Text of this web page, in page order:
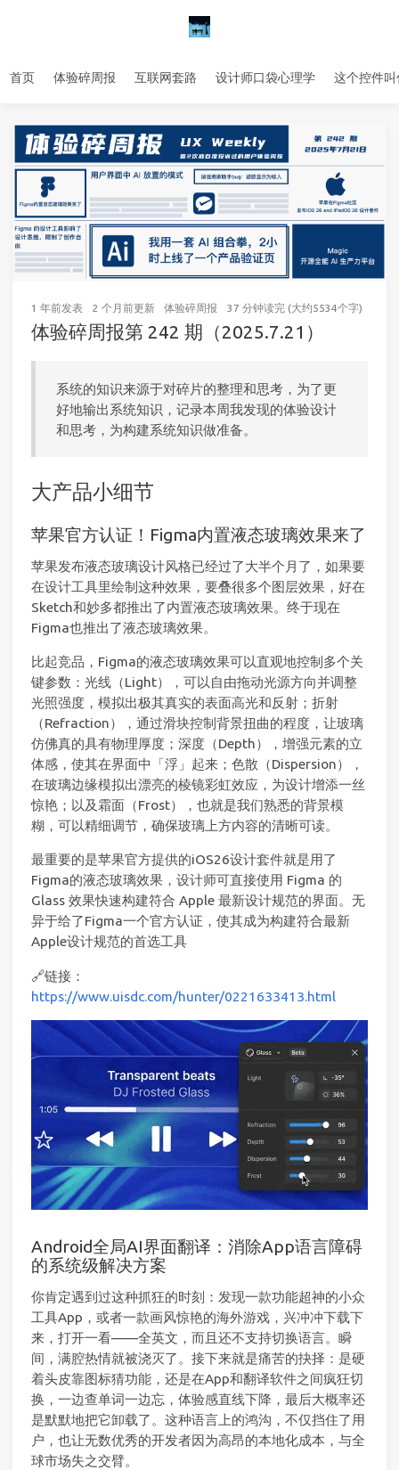
首页 体验碎周报 互联网套路 设计师口袋心理学 这个控件叫
1 年前发表 2 个月前更新 体验碎周报 37 分钟读完 (大约5534个字)
体验碎周报第 242 期（2025.7.21）
系统的知识来源于对碎片的整理和思考，为了更
好地输出系统知识，记录本周我发现的体验设计
和思考，为构建系统知识做准备。
大产品小细节
苹果官方认证！Figma内置液态玻璃效果来了
苹果发布液态玻璃设计风格已经过了大半个月了，如果要
在设计工具里绘制这种效果，要叠很多个图层效果，好在
Sketch和妙多都推出了内置液态玻璃效果。终于现在
Figma也推出了液态玻璃效果。
比起竞品，Figma的液态玻璃效果可以直观地控制多个关
键参数：光线（Light），可以自由拖动光源方向并调整
光照强度，模拟出极其真实的表面高光和反射；折射
（Refraction），通过滑块控制背景扭曲的程度，让玻璃
仿佛真的具有物理厚度；深度（Depth），增强元素的立
体感，使其在界面中「浮」起来；色散（Dispersion），
在玻璃边缘模拟出漂亮的棱镜彩虹效应，为设计增添一丝
惊艳；以及霜面（Frost），也就是我们熟悉的背景模
糊，可以精细调节，确保玻璃上方内容的清晰可读。
最重要的是苹果官方提供的iOS26设计套件就是用了
Figma的液态玻璃效果，设计师可直接使用 Figma 的
Glass 效果快速构建符合 Apple 最新设计规范的界面。无
异于给了Figma一个官方认证，使其成为构建符合最新
Apple设计规范的首选工具
🔗链接：
https://www.uisdc.com/hunter/0221633413.html
Android全局AI界面翻译：消除App语言障碍
的系统级解决方案
你肯定遇到过这种抓狂的时刻：发现一款功能超神的小众
工具App，或者一款画风惊艳的海外游戏，兴冲冲下载下
来，打开一看——全英文，而且还不支持切换语言。瞬
间，满腔热情就被浇灭了。接下来就是痛苦的抉择：是硬
着头皮靠图标猜功能，还是在App和翻译软件之间疯狂切
换，一边查单词一边忘，体验感直线下降，最后大概率还
是默默地把它卸载了。这种语言上的鸿沟，不仅挡住了用
户，也让无数优秀的开发者因为高昂的本地化成本，与全
球市场失之交臂。